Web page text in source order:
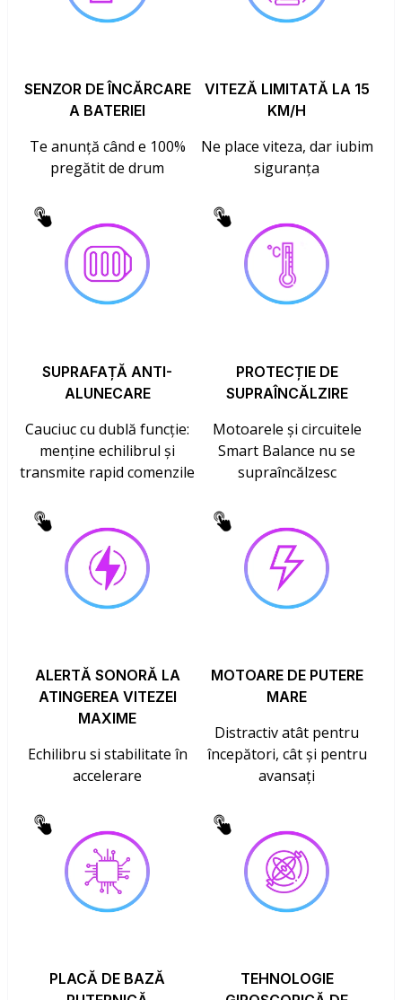
SENZOR DE ÎNCĂRCARE
A BATERIEI
Te anunță când e 100%
pregătit de drum
VITEZĂ LIMITATĂ LA 15
KM/H
Ne place viteza, dar iubim
siguranța
SUPRAFAȚĂ ANTI-
ALUNECARE
Cauciuc cu dublă funcție:
menține echilibrul și
transmite rapid comenzile
PROTECȚIE DE
SUPRAÎNCĂLZIRE
Motoarele și circuitele
Smart Balance nu se
supraîncălzesc
ALERTĂ SONORĂ LA
ATINGEREA VITEZEI
MAXIME
Echilibru si stabilitate în
accelerare
MOTOARE DE PUTERE
MARE
Distractiv atât pentru
începători, cât și pentru
avansați
PLACĂ DE BAZĂ
TEHNOLOGIE